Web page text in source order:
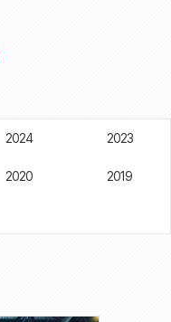
2024 2023
2020 2019